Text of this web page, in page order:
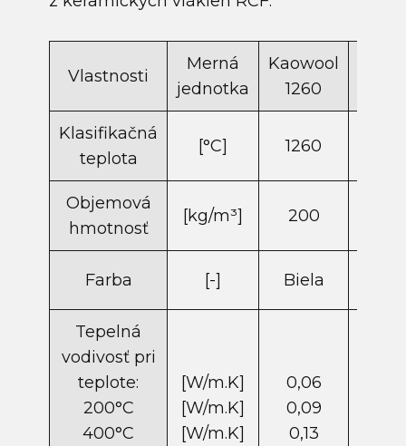
Vlastnosti
Merná
jednotka
Kaowool
1260
Klasifikačná
teplota
[°C] 1260
Objemová
hmotnosť
[kg/m​³] 200
Farba [-] Biela
Tepelná
vodivosť pri
teplote:
200°C
400°C
[W/m.K]
[W/m.K]
[W/m.K]
0,06
0,09
0,13